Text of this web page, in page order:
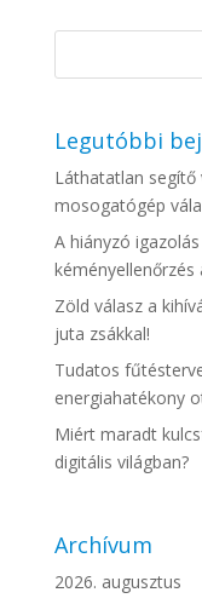
Legutóbbi
Láthatatlan
mosogatógép
A hiányzó
kéményellenőrzés
Zöld válasz a
juta zsákkal!
Tudatos
energiahatékony
Miért maradt
digitális világban?
Archívum
2026. augusztus